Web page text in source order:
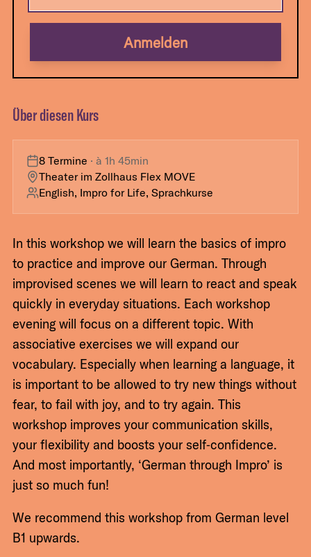
Anmelden
Über diesen Kurs
8 Termine · à1h 45min
Theater im Zollhaus Flex MOVE
English, Impro for Life, Sprachkurse
In this workshop we will learn the basics of impro
to practice and improve our German. Through
improvised scenes we will learn to react and speak
quickly in everyday situations. Each workshop
evening will focus on a different topic. With
associative exercises we will expand our
vocabulary. Especially when learning a language, it
is important to be allowed to try new things without
fear, to fail with joy, and to try again. This
workshop improves your communication skills,
your flexibility and boosts your self‑confidence.
And most importantly, ‘German through Impro’ is
just so much fun!
We recommend this workshop from German level
B1 upwards.